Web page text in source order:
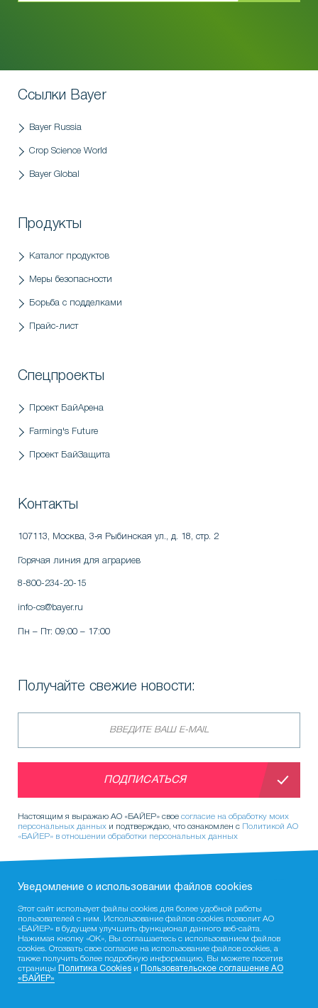
Ссылки Bayer
Bayer Russia
Crop Science World
Bayer Global
Продукты
Каталог продуктов
Меры безопасности
Борьба с подделками
Прайс-лист
Спецпроекты
Проект БайАрена
Farming's Future
Проект БайЗащита
Контакты
107113, Москва, 3‑я Рыбинская ул., д. 18, стр. 2
Горячая линия для аграриев
8-800-234-20-15
info-cs@bayer.ru
Пн – Пт: 09:00 – 17:00
Получайте свежие новости:
ПОДПИСАТЬСЯ
Настоящим я выражаю АО «БАЙЕР» свое согласие на обработку моих
персональных данных и подтверждаю, что ознакомлен с
Политикой АО
«БАЙЕР» в отношении обработки персональных данных
Уведомление о использовании фaйлов cookies
Этот сайт использует файлы cookies для более удобной работы
пользователей с ним. Использование файлов cookies позволит АО
«БАЙЕР» в будущем улучшить функционал данного веб-сайта.
Нажимая кнопку «ОК», Вы соглашаетесь с использованием файлов
cookies. Отозвать свое согласие на использование файлов cookies, а
также получить более подробную информацию, Вы можете посетив
страницы
Политика Cookies и
Пользовательское соглашение АО
«БАЙЕР»